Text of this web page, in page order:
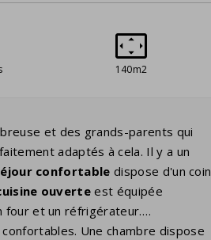
140m2
et des grands-parents qui
adaptés à cela. Il y a un
confortable dispose d'un coin
ouverte est équipée
four et un réfrigérateur.
Une chambre dispose